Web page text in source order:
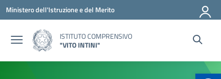
Vai ai contenuti
Vai al menu di navigazione
Vai al footer
Ministero dell'Istruzione e del Merito
ISTITUTO COMPRENSIVO
"VITO INTINI"